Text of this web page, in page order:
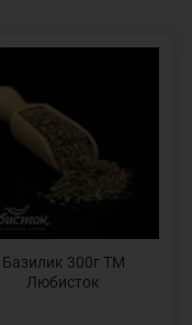
Базилик 300г ТМ
Любисток